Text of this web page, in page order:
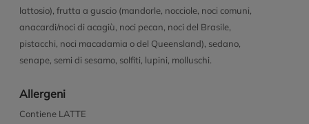
lattosio), frutta a guscio (mandorle, nocciole, noci comuni,
anacardi/noci di acagiù, noci pecan, noci del Brasile,
pistacchi, noci macadamia o del Queensland), sedano,
senape, semi di sesamo, solfiti, lupini, molluschi.
Allergeni
Contiene LATTE